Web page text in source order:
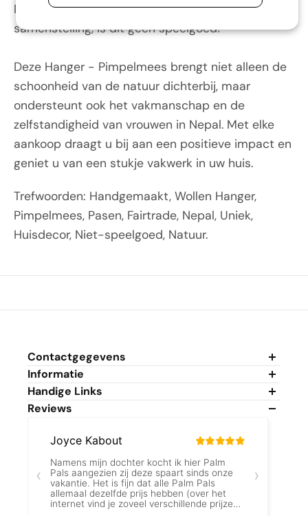
Let wel op, ondanks de zachte wollen
samenstelling, is dit geen speelgoed!
Deze Hanger - Pimpelmees brengt niet alleen de
schoonheid van de natuur dichterbij, maar
ondersteunt ook het vakmanschap en de
zelfstandigheid van vrouwen in Nepal. Met elke
aankoop draagt u bij aan een positieve impact en
geniet u van een stukje vakwerk in uw huis.
Trefwoorden: Handgemaakt, Wollen Hanger,
Pimpelmees, Pasen, Fairtrade, Nepal, Uniek,
Huisdecor, Niet-speelgoed, Natuur.
Contactgegevens
Alexanderstraat 16A
5583 BK, Waalre
Nederland
Informatie
Algemene Voorwaarden
Privacybeleid
Duurzaamheidsbeleid
Over Reviews
Verzendbeleid
Retour- & Terugbetalingsbeleid
Service & Garantie
Handige Links
Mijn Account
Veelgestelde Vragen
Retour/Annulering aanvragen
Scholen & Bedrijven
Track & Trace
Kalender
Reviews